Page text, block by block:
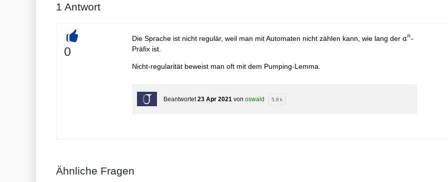
1 Antwort
+
0
Die Sprache ist nicht regulär, weil man mit Automaten nicht zählen kann, wie lang der a^n
an-
Präfix ist.
Nicht-regularität beweist man oft mit dem Pumping-Lemma.
Beantwortet 23 Apr 2021 von oswald 5,8 k
Ähnliche Fragen